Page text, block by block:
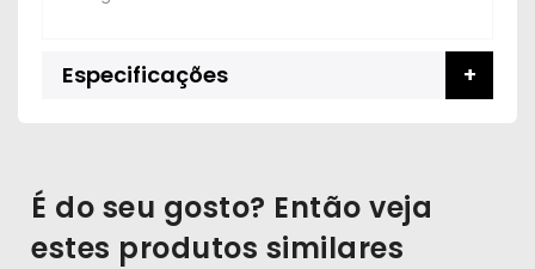
Especificações
É do seu gosto? Então veja
estes produtos similares